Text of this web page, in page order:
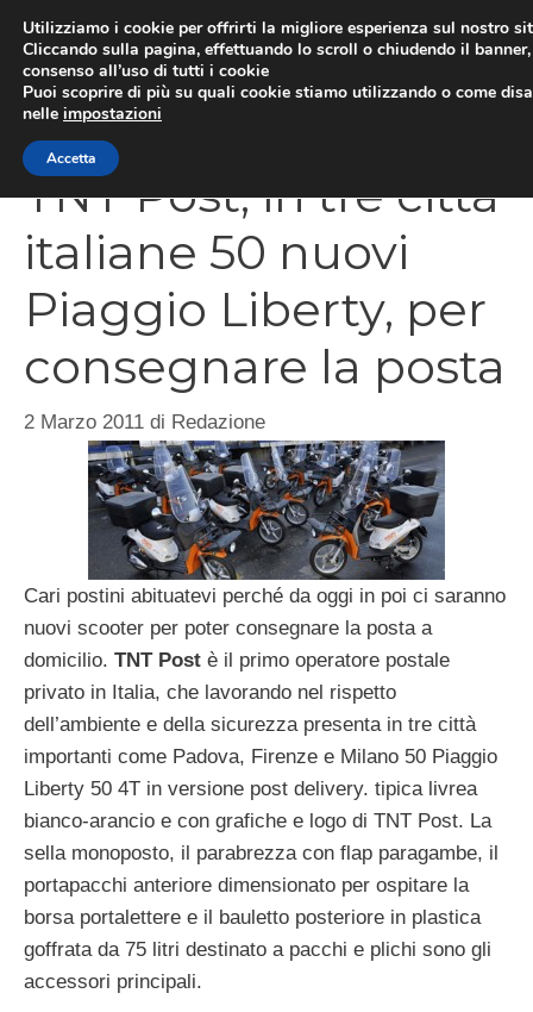
contenuto
TNT Post, in tre città
italiane 50 nuovi
Piaggio Liberty, per
consegnare la posta
2 Marzo 2011 di Redazione
Cari postini abituatevi perché da oggi in poi ci saranno
nuovi scooter per poter consegnare la posta a
domicilio. TNT Post è il primo operatore postale
privato in Italia, che lavorando nel rispetto
dell’ambiente e della sicurezza presenta in tre città
importanti come Padova, Firenze e Milano 50 Piaggio
Liberty 50 4T in versione post delivery. tipica livrea
bianco-arancio e con grafiche e logo di TNT Post. La
sella monoposto, il parabrezza con flap paragambe, il
portapacchi anteriore dimensionato per ospitare la
borsa portalettere e il bauletto posteriore in plastica
goffrata da 75 litri destinato a pacchi e plichi sono gli
accessori principali.
Utilizziamo i cookie per offrirti la migliore esperienza sul nostro
Cliccando sulla pagina, effettuando lo scroll o chiudendo il
consenso all’uso di tutti i cookie
Puoi scoprire di più su quali cookie stiamo utilizzando o come
nelle impostazioni
Accetta